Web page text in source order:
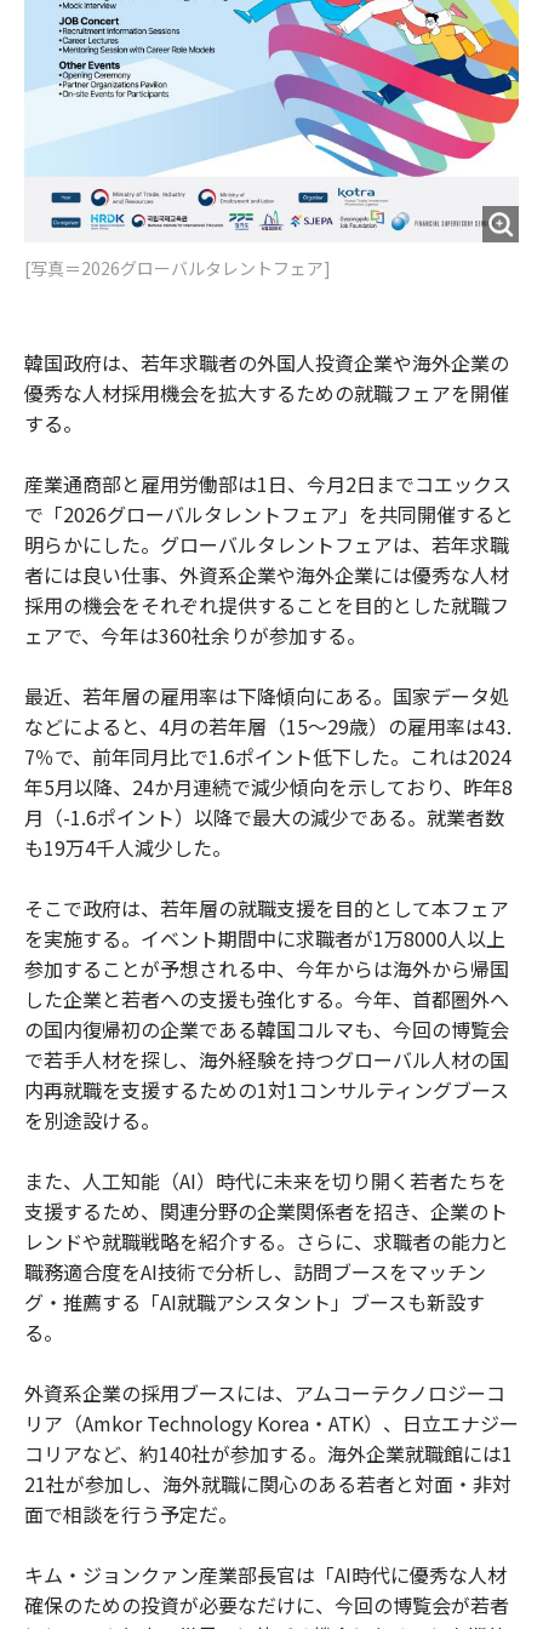
[写真＝2026グローバルタレントフェア]
韓国政府は、若年求職者の外国人投資企業や海外企業の
優秀な人材採用機会を拡大するための就職フェアを開催
する。
産業通商部と雇用労働部は1日、今月2日までコエックス
で「2026グローバルタレントフェア」を共同開催すると
明らかにした。グローバルタレントフェアは、若年求職
者には良い仕事、外資系企業や海外企業には優秀な人材
採用の機会をそれぞれ提供することを目的とした就職フ
ェアで、今年は360社余りが参加する。
最近、若年層の雇用率は下降傾向にある。国家データ処
などによると、4月の若年層（15〜29歳）の雇用率は43.
7％で、前年同月比で1.6ポイント低下した。これは2024
年5月以降、24か月連続で減少傾向を示しており、昨年8
月（-1.6ポイント）以降で最大の減少である。就業者数
も19万4千人減少した。
そこで政府は、若年層の就職支援を目的として本フェア
を実施する。イベント期間中に求職者が1万8000人以上
参加することが予想される中、今年からは海外から帰国
した企業と若者への支援も強化する。今年、首都圏外へ
の国内復帰初の企業である韓国コルマも、今回の博覧会
で若手人材を探し、海外経験を持つグローバル人材の国
内再就職を支援するための1対1コンサルティングブース
を別途設ける。
また、人工知能（AI）時代に未来を切り開く若者たちを
支援するため、関連分野の企業関係者を招き、企業のト
レンドや就職戦略を紹介する。さらに、求職者の能力と
職務適合度をAI技術で分析し、訪問ブースをマッチン
グ・推薦する「AI就職アシスタント」ブースも新設す
る。
外資系企業の採用ブースには、アムコーテクノロジーコ
リア（Amkor Technology Korea・ATK）、日立エナジー
コリアなど、約140社が参加する。海外企業就職館には1
21社が参加し、海外就職に関心のある若者と対面・非対
面で相談を行う予定だ。
キム・ジョンクァン産業部長官は「AI時代に優秀な人材
確保のための投資が必要なだけに、今回の博覧会が若者